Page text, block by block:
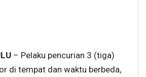
– Pelaku pencurian 3 (tiga)
di tempat dan waktu berbeda,